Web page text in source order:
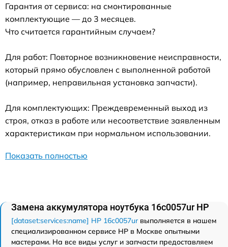
Гарантия от сервиса: на смонтированные
комплектующие — до 3 месяцев.
Что считается гарантийным случаем?
Для работ: Повторное возникновение неисправности,
который прямо обусловлен с выполненной работой
(например, неправильная установка запчасти).
Для комплектующих: Преждевременный выход из
строя, отказ в работе или несоответствие заявленным
характеристикам при нормальном использовании.
Показать полностью
Замена аккумулятора ноутбука 16c0057ur HP
[dataset:services:name] HP 16c0057urвыполняется в нашем
специализированном сервисе HP в Москве опытными
мастерами. На все виды услуг и запчасти предоставляем